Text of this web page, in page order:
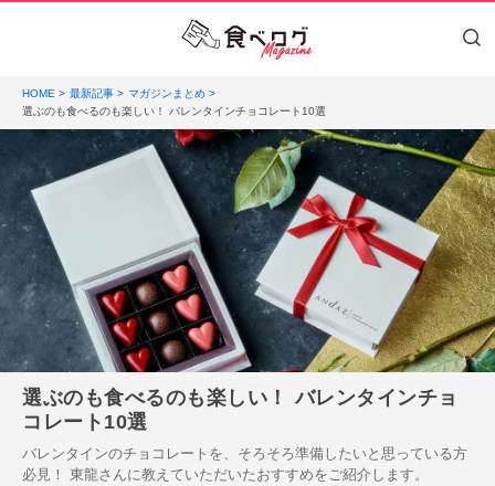
HOME 最新記事
マガジンまとめ
選ぶのも食べるのも楽しい！ バレンタインチョコレート10選
選ぶのも食べるのも楽しい！ バレンタインチョ
コレート10選
バレンタインのチョコレートを、そろそろ準備したいと思っている方
必見！ 東龍さんに教えていただいたおすすめをご紹介します。